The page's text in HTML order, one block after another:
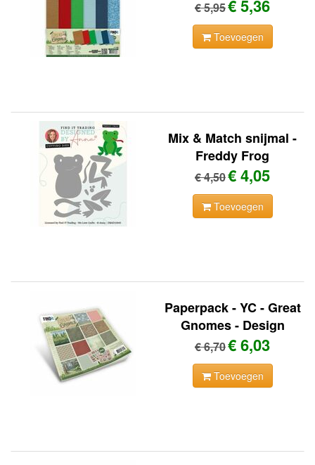
€ 5,95€ 5,36
Toevoegen
Mix & Match snijmal -
Freddy Frog
€ 4,50€ 4,05
Toevoegen
Paperpack - YC - Great
Gnomes - Design
€ 6,70€ 6,03
Toevoegen